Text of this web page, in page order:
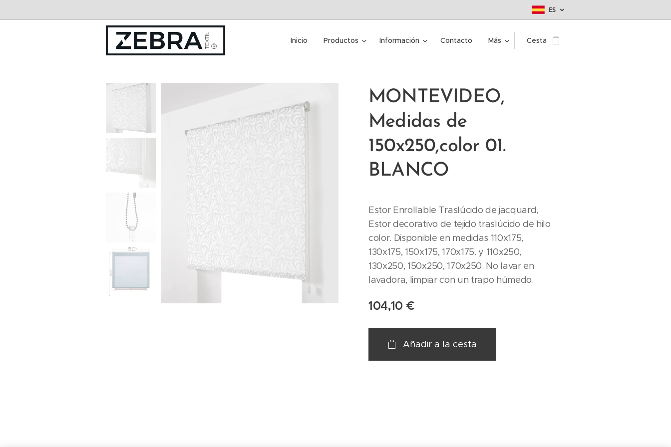
ES
Inicio Productos Información Contacto Más Cesta
MONTEVIDEO,
Medidas de
150x250,color 01.
BLANCO
Estor Enrollable Traslúcido de jacquard,
Estor decorativo de tejido traslúcido de hilo
color. Disponible en medidas 110x175,
130x175, 150x175, 170x175. y 110x250,
130x250, 150x250, 170x250. No lavar en
lavadora, limpiar con un trapo húmedo.
104,10 €
Añadir a la cesta